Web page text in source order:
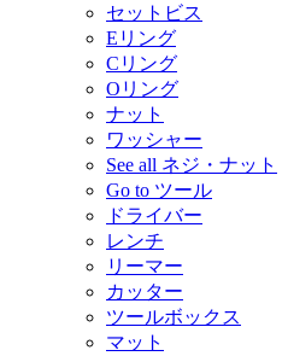
セットビス
Eリング
Cリング
Oリング
ナット
ワッシャー
See all ネジ・ナット
Go to ツール
ドライバー
レンチ
リーマー
カッター
ツールボックス
マット